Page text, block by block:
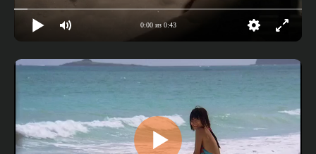
0:00 из 0:43